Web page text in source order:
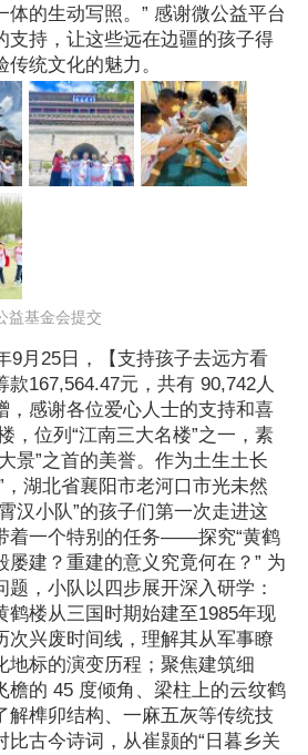
体的生动写照。” 感谢微公益平台
支持，让这些远在边疆的孩子得
传统文化的魅力。
益基金会提交
9月25日，【支持孩子去远方看
款167,564.47元，共有 90,742人
，感谢各位爱心人士的支持和喜
，位列“江南三大名楼”之一，素
景”之首的美誉。作为土生土长
，湖北省襄阳市老河口市光未然
汉小队”的孩子们第一次走进这
着一个特别的任务——探究“黄鹤
屡建？重建的意义究竟何在？” 为
题，小队以四步展开深入研学：
鹤楼从三国时期始建至1985年现
次兴废时间线，理解其从军事瞭
地标的演变历程；聚焦建筑细
檐的 45 度倾角、梁柱上的云纹鹤
解榫卯结构、一麻五灰等传统技
比古今诗词，从崔颢的“日暮乡关